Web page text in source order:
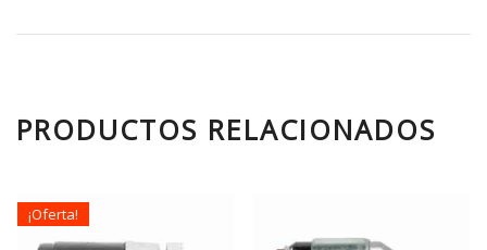
PRODUCTOS RELACIONADOS
¡Oferta!